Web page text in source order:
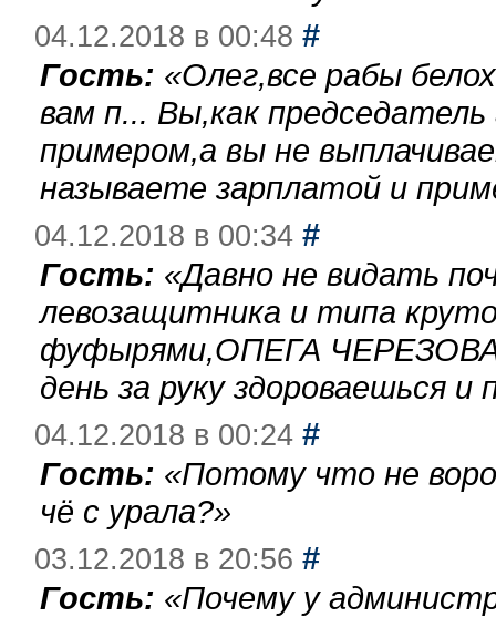
04.12.2018 в 00:48 #
Гость: «Олег,все рабы
вам п... Вы,как
примером,а вы не
называете зарплатой и
04.12.2018 в 00:34 #
Гость: «Давно не видать
левозащитника и типа
фуфырями,ОПЕГА
день за руку здороваешься
04.12.2018 в 00:24 #
Гость: «Потому что не
чё с урала?»
03.12.2018 в 20:56 #
Гость: «Почему у